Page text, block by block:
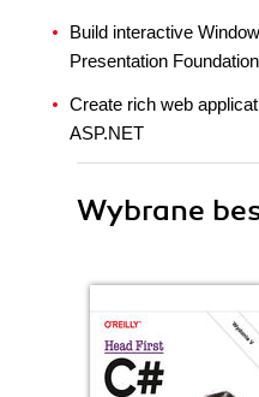
Build interactive
Presentation
Create rich web
ASP.NET
Wybrane